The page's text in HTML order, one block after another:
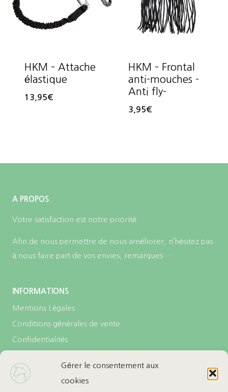
Gérer le consentement aux
cookies
HKM – Attache
élastique
13,95€
HKM – Frontal
anti-mouches -
Anti fly-
3,95€
A PROPOS
Votre satisfaction est notre priorité.
Afin de nous permettre de nous améliorer, n’hésitez pas
à nous faire part de vos envies, remarques …
INFORMATIONS
Mentions Légales
Conditions générales de vente
Confidentialités
LES + DE L’ECURIE